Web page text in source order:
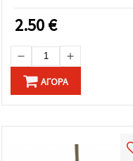
2.50€
ΑΓΟΡΆ